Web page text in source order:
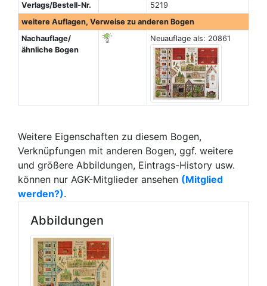
Verlags/Bestell-Nr.
5219
weitere Auflagen, Verweise zu anderen Bogen
Nachauflage/
ähnliche Bogen
Neuauflage als: 20861
Weitere Eigenschaften zu diesem Bogen,
Verknüpfungen mit anderen Bogen, ggf. weitere
und größere Abbildungen, Eintrags-History usw.
können nur AGK-Mitglieder ansehen (Mitglied
werden?).
Abbildungen